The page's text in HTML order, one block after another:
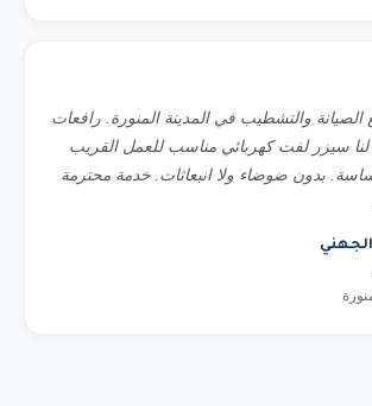
والتشطيب في المدينة المنورة. رافعات
سيزر لفت كهربائي مناسب للعمل القريب
بدون ضوضاء ولا انبعاثات. خدمة محترمة